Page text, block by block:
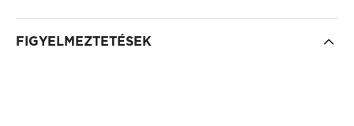
FIGYELMEZTETÉSEK